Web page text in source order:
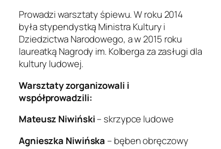
Prowadzi warsztaty śpiewu. W roku 2014
była stypendystką Ministra Kultury i
Dziedzictwa Narodowego, a w 2015 roku
laureatką Nagrody im. Kolberga za zasługi dla
kultury ludowej.
Warsztaty zorganizowali i
współprowadzili:
Mateusz Niwiński– skrzypce ludowe
Agnieszka Niwińska – bęben obręczowy